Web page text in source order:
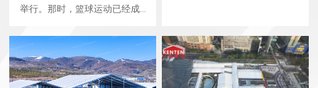
举行。那时，篮球运动已经成